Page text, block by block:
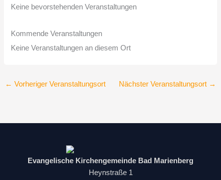
Keine bevorstehenden Veranstaltungen
Kommende Veranstaltungen
Keine Veranstaltungen an diesem Ort
← Vorheriger Veranstaltungsort Nächster Veranstaltungsort →
Evangelische Kirchengemeinde Bad Marienberg
Heynstraße 1